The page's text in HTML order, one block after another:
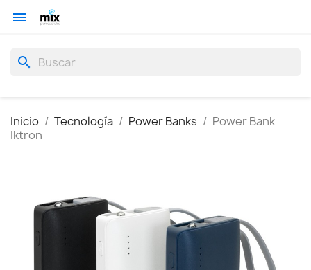

search
Inicio Tecnología Power Banks
Power Bank
Iktron